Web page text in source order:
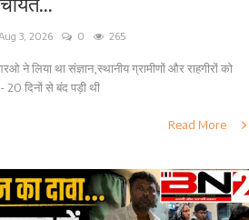
3, 2026 0 265
ने लिया था संज्ञान,स्थानीय ग्रामीणों और राहगीरों को
20 दिनों से बंद पड़ी थी
Read More